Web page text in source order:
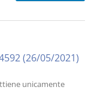
(26/05/2021)
unicamente